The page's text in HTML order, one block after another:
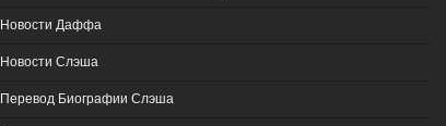
Новости Даффа
Новости Слэша
Перевод Биографии Слэша